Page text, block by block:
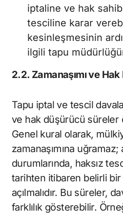
iptaline ve hak
tesciline karar
kesinleşmesinin
ilgili tapu
2.2. Zamanaşımı ve
Tapu iptal ve tescil
ve hak düşürücü süreler
Genel kural olarak,
zamanaşımına
durumlarında, haksız
tarihten itibaren belirli
açılmalıdır. Bu süreler,
farklılık gösterebilir.